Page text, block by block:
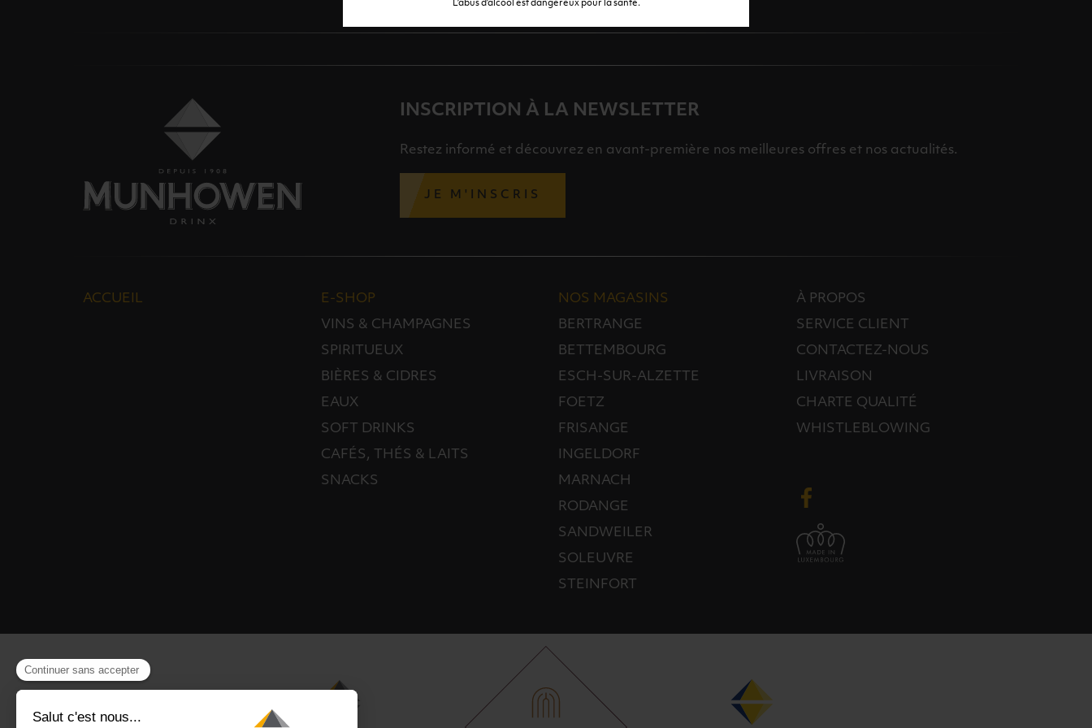
L’abus d’alcool est dangereux pour la santé.
INSCRIPTION À LA NEWSLETTER
Restez informé et découvrez en avant-première nos meilleures offres et nos actualités.
JE M'INSCRIS
ACCUEIL
E-SHOP
VINS & CHAMPAGNES
SPIRITUEUX
BIÈRES & CIDRES
EAUX
SOFT DRINKS
CAFÉS, THÉS & LAITS
SNACKS
NOS MAGASINS
BERTRANGE
BETTEMBOURG
ESCH-SUR-ALZETTE
FOETZ
FRISANGE
INGELDORF
MARNACH
RODANGE
SANDWEILER
SOLEUVRE
STEINFORT
À PROPOS
SERVICE CLIENT
CONTACTEZ-NOUS
LIVRAISON
CHARTE QUALITÉ
WHISTLEBLOWING